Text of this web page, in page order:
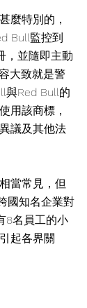
特別的，
Bull監控到
，並隨即主動
大致就是警
與Red Bull的
用該商標，
議及其他法
當常見，但
國知名企業對
8名員工的小
起各界關